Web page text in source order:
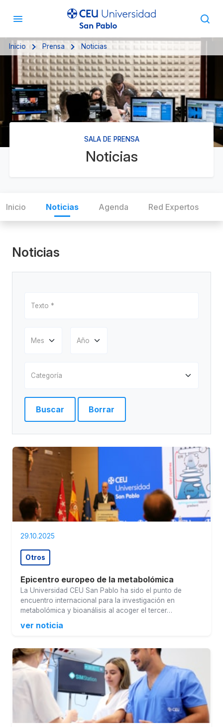
Inicio Prensa Noticias
SALA DE PRENSA
Noticias
Inicio Noticias Agenda Red Expertos
Noticias
Buscar Borrar
29.10.2025
Otros
Epicentro europeo de la metabolómica
La Universidad CEU San Pablo ha sido el punto de
encuentro internacional para la investigación en
metabolómica y bioanálisis al acoger el tercer…
ver noticia